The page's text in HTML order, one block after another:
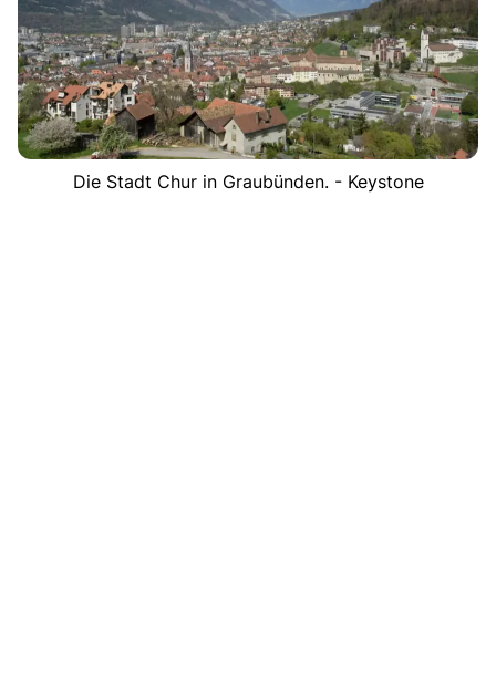
Die Stadt Chur in Graubünden. - Keystone